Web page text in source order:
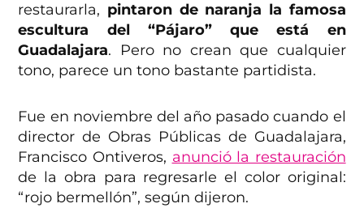
restaurarla, pintaron de naranja la famosa
escultura del “Pájaro” que está en
Guadalajara. Pero no crean que cualquier
tono, parece un tono bastante partidista.
Fue en noviembre del año pasado cuando el
director de Obras Públicas de Guadalajara,
Francisco Ontiveros, anunció la restauración
de la obra para regresarle el color original:
“rojo bermellón”, según dijeron.